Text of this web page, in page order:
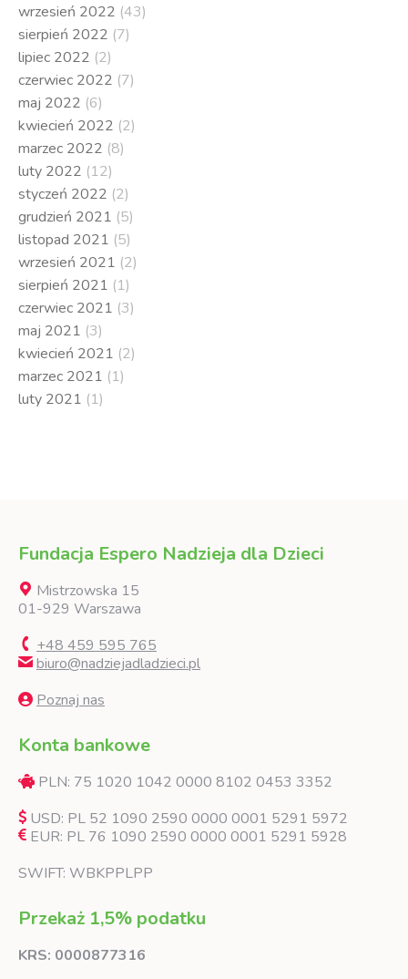
wrzesień 2022 (43)
sierpień 2022 (7)
lipiec 2022 (2)
czerwiec 2022 (7)
maj 2022 (6)
kwiecień 2022 (2)
marzec 2022 (8)
luty 2022 (12)
styczeń 2022 (2)
grudzień 2021 (5)
listopad 2021 (5)
wrzesień 2021 (2)
sierpień 2021 (1)
czerwiec 2021 (3)
maj 2021 (3)
kwiecień 2021 (2)
marzec 2021 (1)
luty 2021 (1)
Fundacja Espero Nadzieja dla Dzieci
Mistrzowska 15
01-929 Warszawa
+48 459 595 765
biuro@nadziejadladzieci.pl
Poznaj nas
Konta bankowe
PLN: 75 1020 1042 0000 8102 0453 3352
USD: PL 52 1090 2590 0000 0001 5291 5972
EUR: PL 76 1090 2590 0000 0001 5291 5928
SWIFT: WBKPPLPP
Przekaż 1,5% podatku
KRS: 0000877316